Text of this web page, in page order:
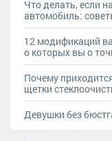
Что делать, если
автомобиль:
12 модификаций
о которых вы о
Почему
щетки
Девушки без